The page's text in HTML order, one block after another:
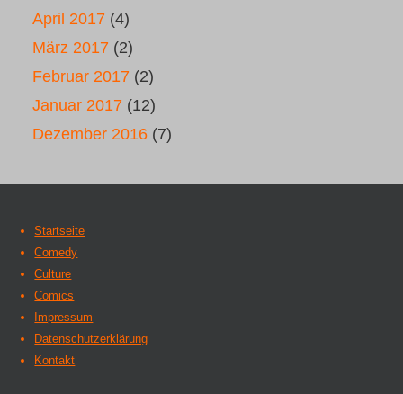
April 2017 (4)
März 2017 (2)
Februar 2017 (2)
Januar 2017 (12)
Dezember 2016 (7)
Startseite
Comedy
Culture
Comics
Impressum
Datenschutzerklärung
Kontakt